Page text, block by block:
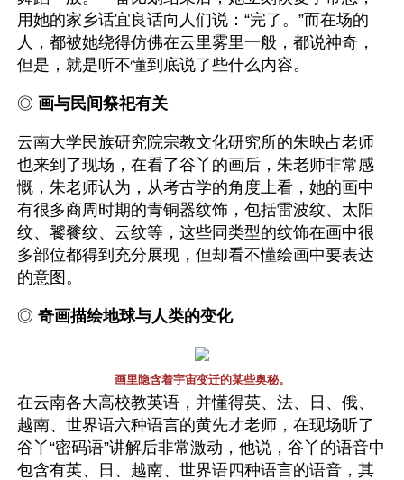
用她的家乡话宜良话向人们说：“完了。”而在场的
人，都被她绕得仿佛在云里雾里一般，都说神奇，
但是，就是听不懂到底说了些什么内容。
◎ 画与民间祭祀有关
云南大学民族研究院宗教文化研究所的朱映占老师
也来到了现场，在看了谷丫的画后，朱老师非常感
慨，朱老师认为，从考古学的角度上看，她的画中
有很多商周时期的青铜器纹饰，包括雷波纹、太阳
纹、饕餮纹、云纹等，这些同类型的纹饰在画中很
多部位都得到充分展现，但却看不懂绘画中要表达
的意图。
◎ 奇画描绘地球与人类的变化
画里隐含着宇宙变迁的某些奥秘。
在云南各大高校教英语，并懂得英、法、日、俄、
越南、世界语六种语言的黄先才老师，在现场听了
谷丫“密码语”讲解后非常激动，他说，谷丫的语音中
包含有英、日、越南、世界语四种语言的语音，其